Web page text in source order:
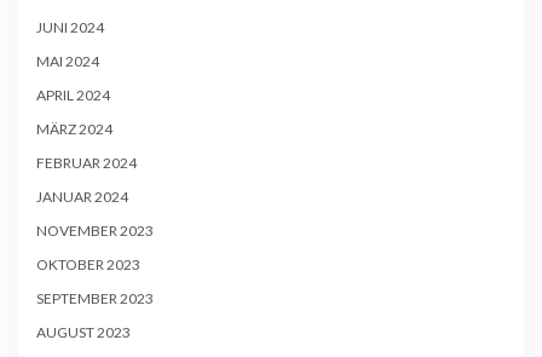
JUNI 2024
MAI 2024
APRIL 2024
MÄRZ 2024
FEBRUAR 2024
JANUAR 2024
NOVEMBER 2023
OKTOBER 2023
SEPTEMBER 2023
AUGUST 2023